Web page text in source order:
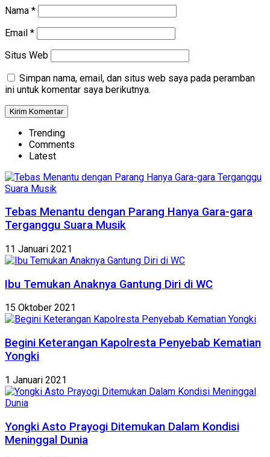
Nama *
Email *
Situs Web
Simpan nama, email, dan situs web saya pada peramban
ini untuk komentar saya berikutnya.
Trending
Comments
Latest
Tebas Menantu dengan Parang Hanya Gara-gara
Terganggu Suara Musik
11 Januari 2021
Ibu Temukan Anaknya Gantung Diri di WC
15 Oktober 2021
Begini Keterangan Kapolresta Penyebab Kematian
Yongki
1 Januari 2021
Yongki Asto Prayogi Ditemukan Dalam Kondisi
Meninggal Dunia